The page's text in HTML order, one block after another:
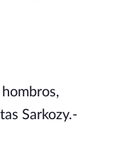
Sarkozy.-